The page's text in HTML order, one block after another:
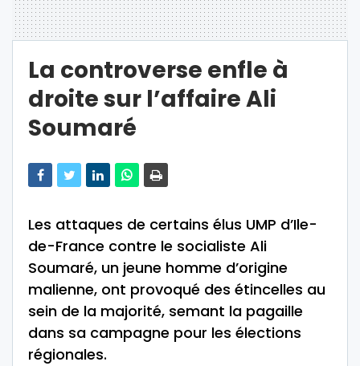
La controverse enfle à
droite sur l’affaire Ali
Soumaré
Les attaques de certains élus UMP d’Ile-
de-France contre le socialiste Ali
Soumaré, un jeune homme d’origine
malienne, ont provoqué des étincelles au
sein de la majorité, semant la pagaille
dans sa campagne pour les élections
régionales.